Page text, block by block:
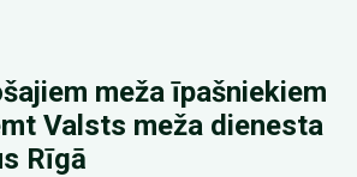
meža īpašniekiem
Valsts meža dienesta
Rīgā